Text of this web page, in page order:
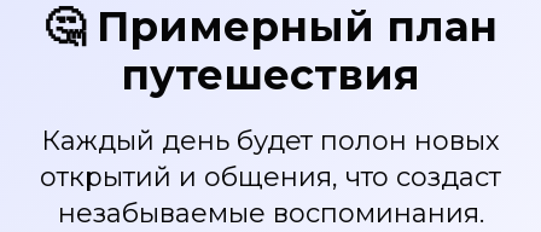
🤔 Примерный план
путешествия
Каждый день будет полон новых
открытий и общения, что создаст
незабываемые воспоминания.